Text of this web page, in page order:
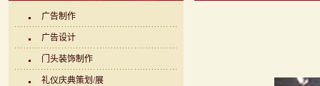
广告制作
广告设计
门头装饰制作
礼仪庆典策划/展